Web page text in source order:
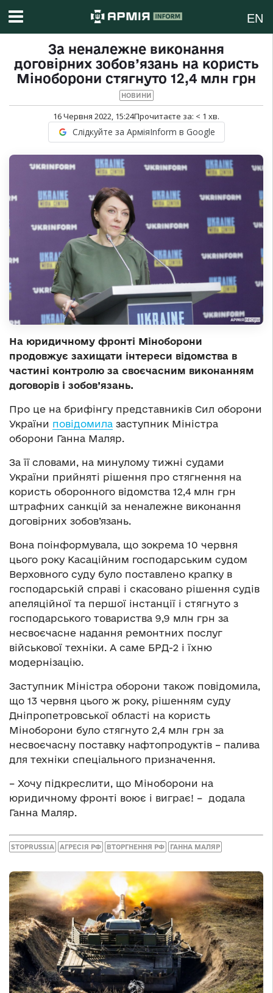
EN
За неналежне виконання
договірних зобов’язань на користь
Міноборони стягнуто 12,4 млн грн
НОВИНИ
16 Червня 2022, 15:24Прочитаєте за: < 1 хв.
Слідкуйте за АрміяInform в Google
На юридичному фронті Міноборони
продовжує захищати інтереси відомства в
частині контролю за своєчасним виконанням
договорів і зобов’язань.
Про це на брифінгу представників Сил оборони
України повідомила заступник Міністра
оборони Ганна Маляр.
За її словами, на минулому тижні судами
України прийняті рішення про стягнення на
користь оборонного відомства 12,4 млн грн
штрафних санкцій за неналежне виконання
договірних зобов’язань.
Вона поінформувала, що зокрема 10 червня
цього року Касаційним господарським судом
Верховного суду було поставлено крапку в
господарській справі і скасовано рішення судів
апеляційної та першої інстанції і стягнуто з
господарського товариства 9,9 млн грн за
несвоєчасне надання ремонтних послуг
військової техніки. А саме БРД-2 і їхню
модернізацію.
Заступник Міністра оборони також повідомила,
що 13 червня цього ж року, рішенням суду
Дніпропетровської області на користь
Міноборони було стягнуто 2,4 млн грн за
несвоєчасну поставку нафтопродуктів – палива
для техніки спеціального призначення.
– Хочу підкреслити, що Міноборони на
юридичному фронті воює і виграє! – додала
Ганна Маляр.
STOPRUSSIA АГРЕСІЯ РФ ВТОРГНЕННЯ РФ ГАННА МАЛЯР